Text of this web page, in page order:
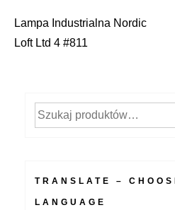
Nawigacja
Lampa Industrialna Nordic
Loft Ltd 4 #811
Szukaj:
TRANSLATE –
LANGUAGE